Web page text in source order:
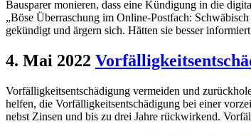
Bausparer monieren, dass eine Kündigung in die
„Böse Überraschung im Online-Postfach:
gekündigt und ärgern sich. Hätten sie besser
4. Mai 2022
Vorfälligkeitsentschädigung vermeiden und
helfen, die Vorfälligkeitsentschädigung bei einer
nebst Zinsen und bis zu drei Jahre rückwirkend.